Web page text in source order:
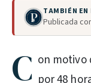
TAMBIÉN EN
Publicada
C on motivo
por 48